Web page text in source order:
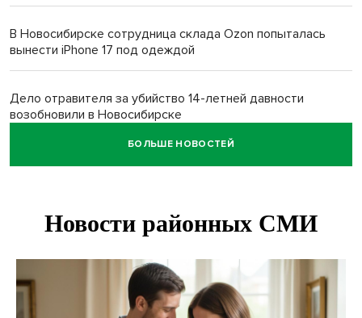
В Новосибирске сотрудница склада Ozon попыталась
вынести iPhone 17 под одеждой
Дело отравителя за убийство 14-летней давности
возобновили в Новосибирске
Подрядчика для ремонта подпорной стены на
Добровольцы в беспилотные войска получат 2,9 млн
27-летний мотоциклист погиб в столкновении с
кроссовером в Ленинском районе
БОЛЬШЕ НОВОСТЕЙ